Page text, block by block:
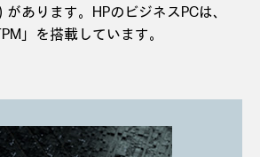
があります。HPのビジネスPCは、
」を搭載しています。